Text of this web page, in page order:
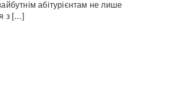
абітурієнтам не лише
з […]